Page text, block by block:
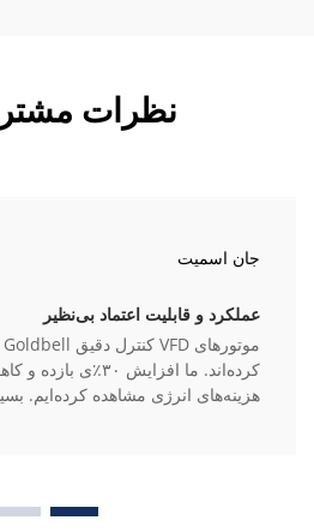
نظرات
جان اسمیت
عملکرد و قابلیت اعتماد بی‌نظیر
کرده‌اند. ما افزایش
هزینه‌های انرژی مشاهده کرده‌ایم.